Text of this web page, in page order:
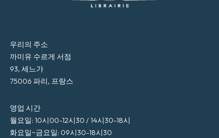
우리의 주소
까미유 수르게 서점
93, 세느가
75006 파리, 프랑스
영업 시간
월요일: 10시00-12시30 / 14시30-18시
화요일~금요일: 09시30-18시30